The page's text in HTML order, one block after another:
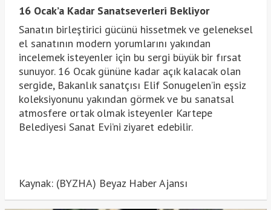
16 Ocak’a Kadar Sanatseverleri Bekliyor
Sanatın birleştirici gücünü hissetmek ve geleneksel
el sanatının modern yorumlarını yakından
incelemek isteyenler için bu sergi büyük bir fırsat
sunuyor. 16 Ocak gününe kadar açık kalacak olan
sergide, Bakanlık sanatçısı Elif Sonugelen’in eşsiz
koleksiyonunu yakından görmek ve bu sanatsal
atmosfere ortak olmak isteyenler Kartepe
Belediyesi Sanat Evi’ni ziyaret edebilir.
Kaynak: (BYZHA) Beyaz Haber Ajansı